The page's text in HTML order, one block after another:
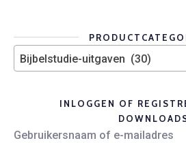
Bijbelstudie-uitgaven (30)
INLOGGEN OF
Gebruikersnaam of e-mailadres